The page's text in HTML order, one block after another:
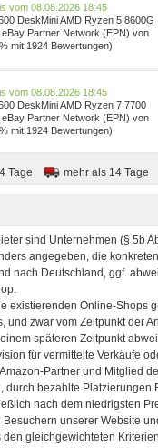
vom 08.08.2026 18:45
DeskMini AMD Ryzen 5 8600G
Win11 Pro 90BXG4601-
A10GA0W
Partner Network (EPN) von
mit 1924 Bewertungen)
vom 08.08.2026 18:45
DeskMini AMD Ryzen 7 7700
Win11 Pro NEU 90BXG4601-
A10GA0W
Partner Network (EPN) von
mit 1924 Bewertungen)
Tage mehr als 14 Tage